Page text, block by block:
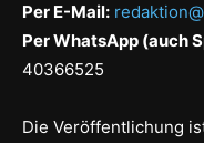
Per E-Mail:
Per WhatsApp (auch
40366525
Die Veröffentlichung